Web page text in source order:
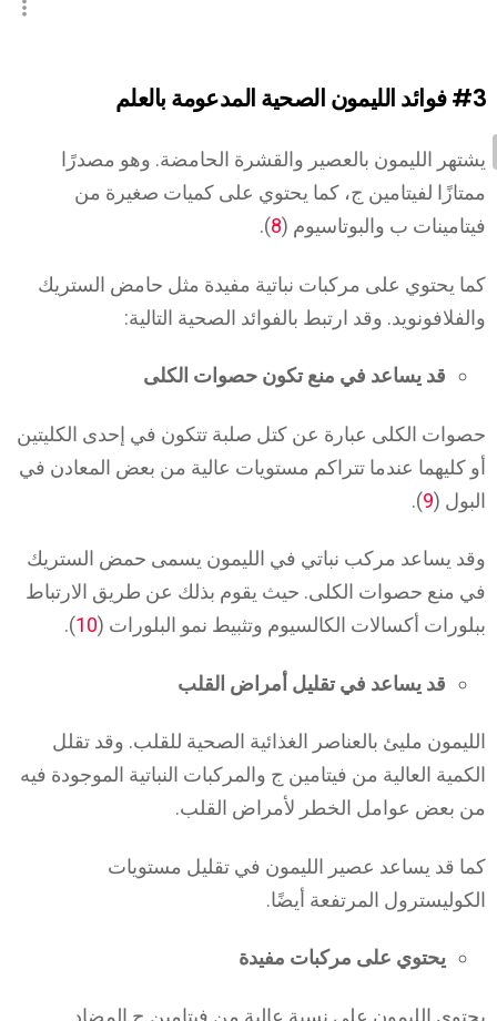
#3فوائد الليمون الصحية المدعومة بالعلم
يشتهر الليمون بالعصير والقشرة الحامضة. وهو مصدرًا
ممتازًا لفيتامين ج، كما يحتوي على كميات صغيرة من
فيتامينات ب والبوتاسيوم (8
).
كما يحتوي على مركبات نباتية مفيدة مثل حامض الستريك
والفلافونويد. وقد ارتبط بالفوائد الصحية التالية:
قد يساعد في منع تكون حصوات الكلى
حصوات الكلى عبارة عن كتل صلبة تتكون في إحدى الكليتين
أو كليهما عندما تتراكم مستويات عالية من بعض المعادن في
البول (9
).
وقد يساعد مركب نباتي في الليمون يسمى حمض الستريك
في منع حصوات الكلى. حيث يقوم بذلك عن طريق الارتباط
ببلورات أكسالات الكالسيوم وتثبيط نمو البلورات (10
).
قد يساعد في تقليل أمراض القلب
الليمون مليئ بالعناصر الغذائية الصحية للقلب. وقد تقلل
الكمية العالية من فيتامين ج والمركبات النباتية الموجودة فيه
من بعض عوامل الخطر لأمراض القلب.
كما قد يساعد عصير الليمون في تقليل مستويات
الكوليسترول المرتفعة أيضًا.
يحتوي على مركبات مفيدة
يحتوي الليمون على نسبة عالية من فيتامين ج المضاد